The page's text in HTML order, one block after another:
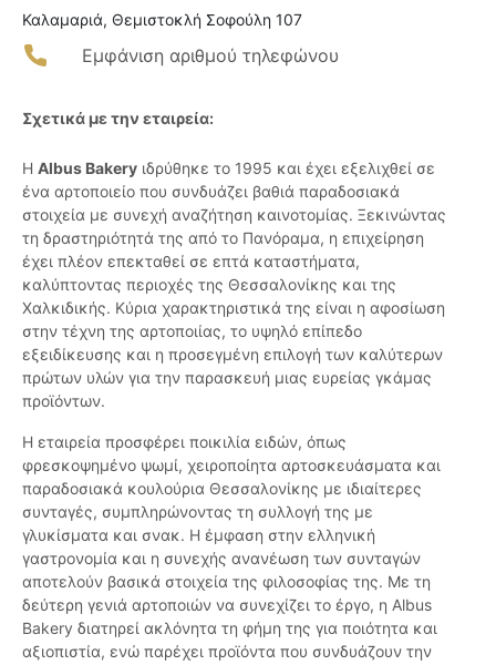
Καλαμαριά, Θεμιστοκλή Σοφούλη 107
Εμφάνιση αριθμού τηλεφώνου
Σχετικά με την εταιρεία:
Η Albus Bakery ιδρύθηκε το 1995 και έχει εξελιχθεί σε
ένα αρτοποιείο που συνδυάζει βαθιά παραδοσιακά
στοιχεία με συνεχή αναζήτηση καινοτομίας. Ξεκινώντας
τη δραστηριότητά της από το Πανόραμα, η επιχείρηση
έχει πλέον επεκταθεί σε επτά καταστήματα,
καλύπτοντας περιοχές της Θεσσαλονίκης και της
Χαλκιδικής. Κύρια χαρακτηριστικά της είναι η αφοσίωση
στην τέχνη της αρτοποιίας, το υψηλό επίπεδο
εξειδίκευσης και η προσεγμένη επιλογή των καλύτερων
πρώτων υλών για την παρασκευή μιας ευρείας γκάμας
προϊόντων.
Η εταιρεία προσφέρει ποικιλία ειδών, όπως
φρεσκοψημένο ψωμί, χειροποίητα αρτοσκευάσματα και
παραδοσιακά κουλούρια Θεσσαλονίκης με ιδιαίτερες
συνταγές, συμπληρώνοντας τη συλλογή της με
γλυκίσματα και σνακ. Η έμφαση στην ελληνική
γαστρονομία και η συνεχής ανανέωση των συνταγών
αποτελούν βασικά στοιχεία της φιλοσοφίας της. Με τη
δεύτερη γενιά αρτοποιών να συνεχίζει το έργο, η Albus
Bakery διατηρεί ακλόνητα τη φήμη της για ποιότητα και
αξιοπιστία, ενώ παρέχει προϊόντα που συνδυάζουν την